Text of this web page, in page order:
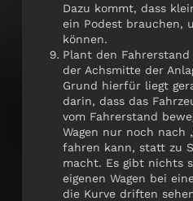
Dazu kommt, dass
ein Podest brauchen,
können.
Plant den
der Achsmitte der
Grund hierfür liegt
darin, dass das
vom Fahrerstand
Wagen nur noch nach
fahren kann, statt zu
macht. Es gibt nichts
eigenen Wagen bei
die Kurve driften